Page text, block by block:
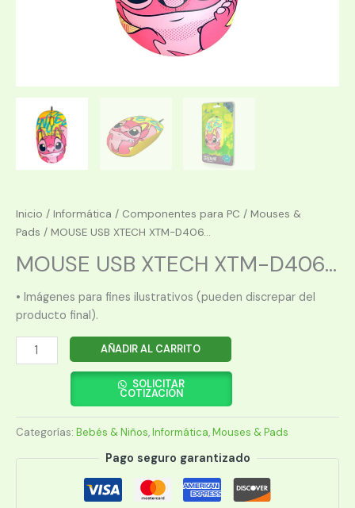
Inicio / Informática / Componentes para PC / Mouses &
Pads / MOUSE USB XTECH XTM-D406...
MOUSE USB XTECH XTM-D406...
• Imágenes para fines ilustrativos (pueden discrepar del
producto final).
MOUSE
USB
D406ST-
YL
AÑADIR AL CARRITO
SOLICITAR
COTIZACIÓN
Categorías: Bebés & Niños,Informática,Mouses & Pads
Pago seguro garantizado